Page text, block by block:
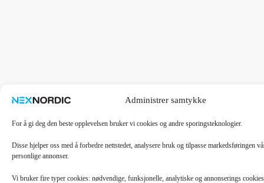
Administrer samtykke
For å gi deg den beste opplevelsen bruker vi cookies og andre sporingsteknologier.
Disse hjelper oss med å forbedre nettstedet, analysere bruk og tilpasse markedsføringen
personlige annonser.
Vi bruker fire typer cookies: nødvendige, funksjonelle, analytiske og annonserings